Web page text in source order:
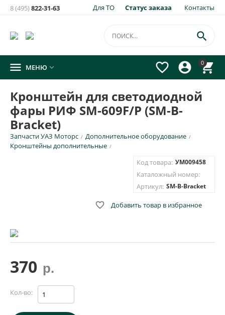
Для ТО Статус заказа Контакты
8 (495)822-31-63
0




 МЕНЮ 
Кронштейн для светодиодной
фары РИФ SM-609F/P (SM-B-
Bracket)
Запчасти УАЗ Моторс / Дополнительное оборудование /
Кронштейны дополнительные /
Код товара: УМ009458
Каталожный номер:
Артикул: SM-B-Bracket
 Добавить товар в избранное
370 р.
Кол-во:
товара:
×
Кронштейн для светодиодной фары РИФ SM-609F/P (SM-B-
Bracket)
E-mail для уведомления письмом
Номер телефона для SMS уведомления